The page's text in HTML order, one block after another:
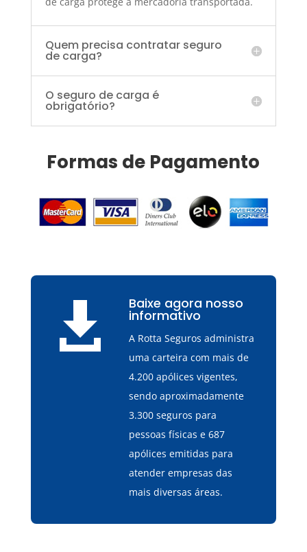
Quem precisa contratar seguro
de carga?
O seguro de carga é
obrigatório?
Formas de Pagamento
 Baixe agora nosso
informativo
A Rotta Seguros administra
uma carteira com mais de
4.200 apólices vigentes,
sendo aproximadamente
3.300 seguros para
pessoas físicas e 687
apólices emitidas para
atender empresas das
mais diversas áreas.